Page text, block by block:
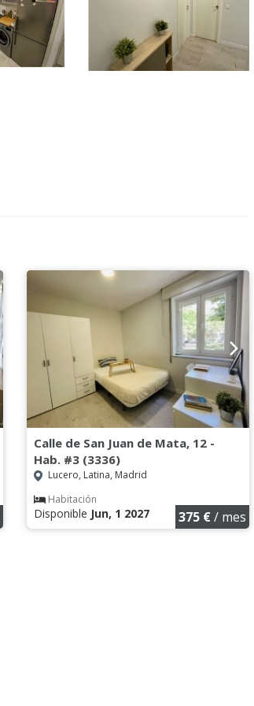
Calle de San Juan de Mata, 12 -
Hab. #3 (3336)
Lucero, Latina, Madrid
Habitación
Disponible Jun, 1 2027 375 €/ mes